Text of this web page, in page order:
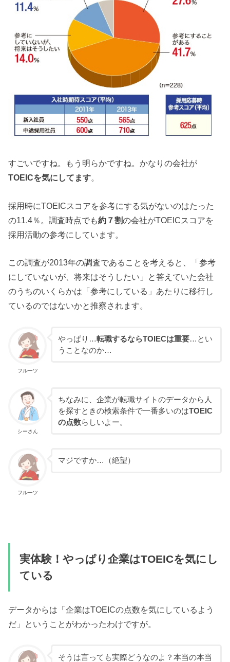
すごいですね。もう明らかですね。かなりの会社が
TOEICを気にしてます。
採用時にTOEICスコアを参考にする気がないのはたった
の11.4％。調査時点でも約７割の会社がTOEICスコアを
採用活動の参考にしています。
この調査が2013年の調査であることを考えると、「参考
にしていないが、将来はそうしたい」と答えていた会社
のうちのいくらかは「参考にしている」あたりに移行し
ているのではないかと推察されます。
フルーツ
やっぱり…転職するならTOIECは重要…とい
うことなのか…
シーさん
ちなみに、企業が転職サイトのデータから人
を探すときの検索条件で一番多いのはTOEIC
の点数らしいよー。
フルーツ
マジですか…（絶望）
実体験！やっぱり企業はTOEICを気にし
ている
データからは「企業はTOEICの点数を気にしているよう
だ」ということがわかったわけですが。
そうは言っても実際どうなのよ？本当の本当